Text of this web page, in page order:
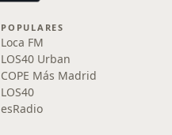
POPULARES
Loca FM
LOS40 Urban
COPE Más Madrid
LOS40
esRadio